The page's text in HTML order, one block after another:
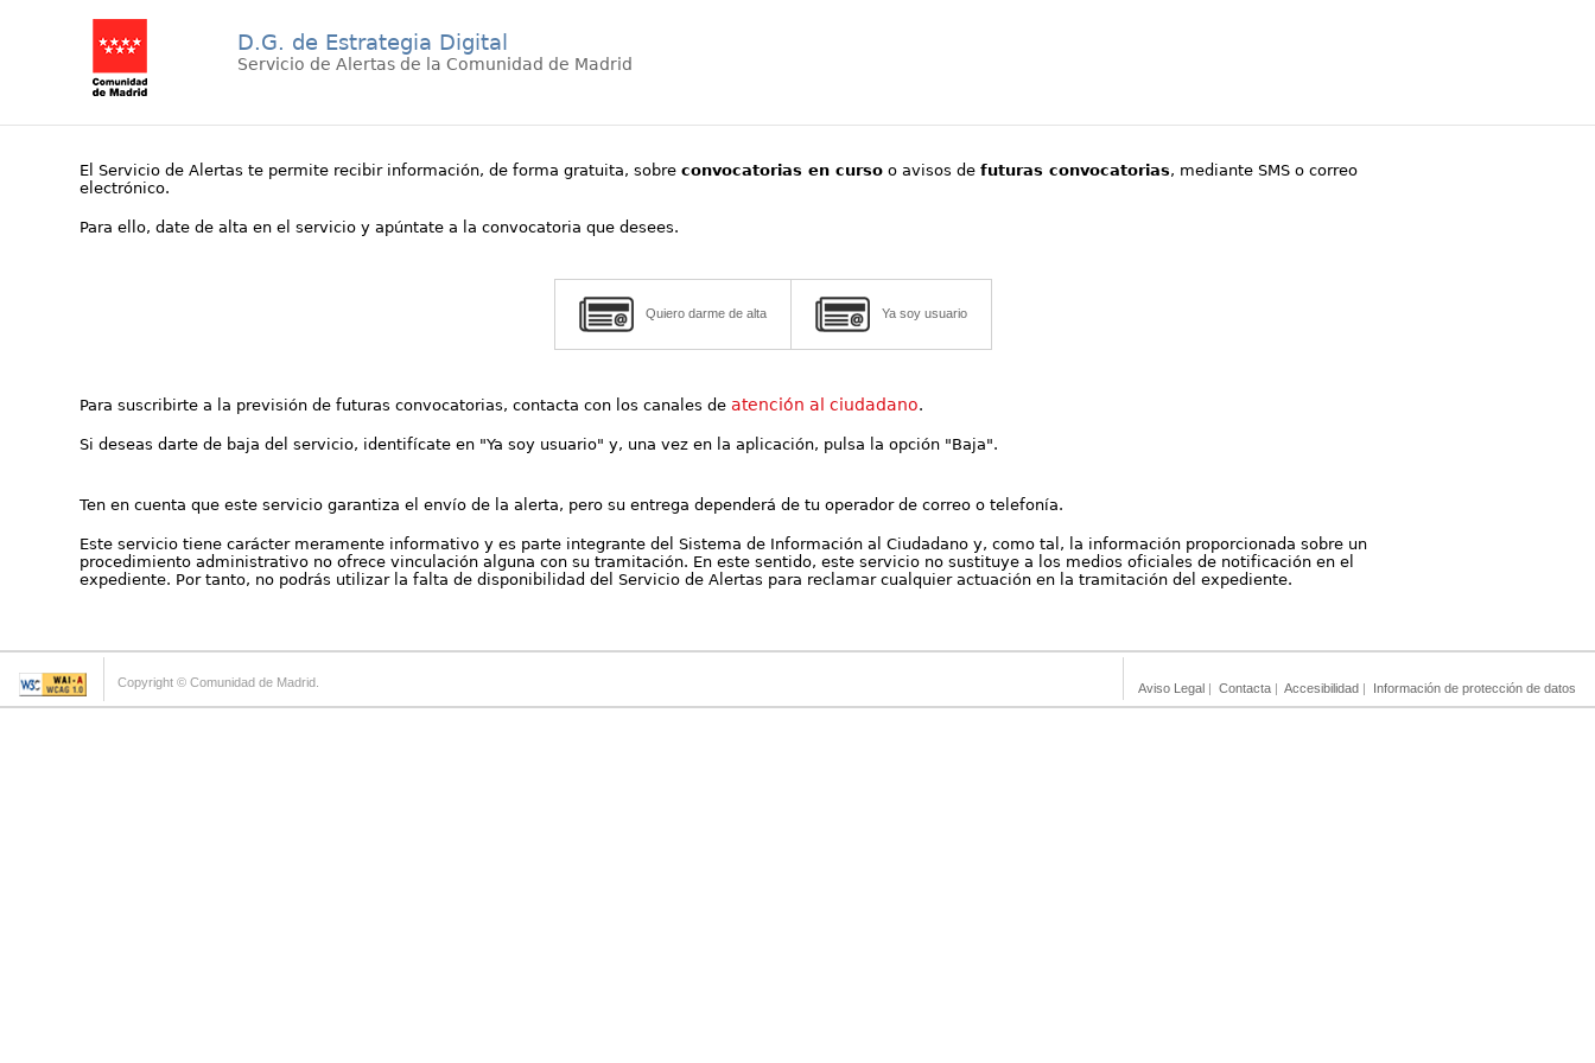
D.G. de Estrategia Digital
Servicio de Alertas de la Comunidad de Madrid
El Servicio de Alertas te permite recibir información, de forma gratuita, sobreconvocatorias en curso o avisos defuturas convocatorias, mediante SMS o correo
electrónico.
Para ello, date de alta en el servicio y apúntate a la convocatoria que desees.
Quiero darme de alta Ya soy usuario
Para suscribirte a la previsión de futuras convocatorias, contacta con los canales deatención al ciudadano.
Si deseas darte de baja del servicio, identifícate en "Ya soy usuario" y, una vez en la aplicación, pulsa la opción "Baja".
Ten en cuenta que este servicio garantiza el envío de la alerta, pero su entrega dependerá de tu operador de correo o telefonía.
Este servicio tiene carácter meramente informativo y es parte integrante del Sistema de Información al Ciudadano y, como tal, la información proporcionada sobre un
procedimiento administrativo no ofrece vinculación alguna con su tramitación. En este sentido, este servicio no sustituye a los medios oficiales de notificación en el
expediente. Por tanto, no podrás utilizar la falta de disponibilidad del Servicio de Alertas para reclamar cualquier actuación en la tramitación del expediente.
Copyright © Comunidad de Madrid. Aviso Legal | Contacta | Accesibilidad | Información de protección de datos